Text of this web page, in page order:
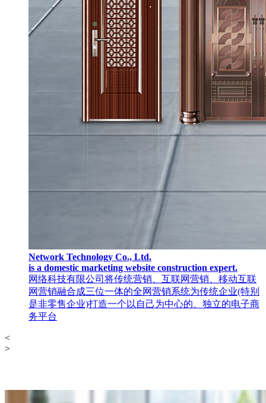
Network Technology Co., Ltd.
is a domestic marketing website construction expert.
网络科技有限公司将传统营销、互联网营销、移动互联
网营销融合成三位一体的全网营销系统为传统企业(特别
是非零售企业)打造一个以自己为中心的、独立的电子商
务平台
<
>